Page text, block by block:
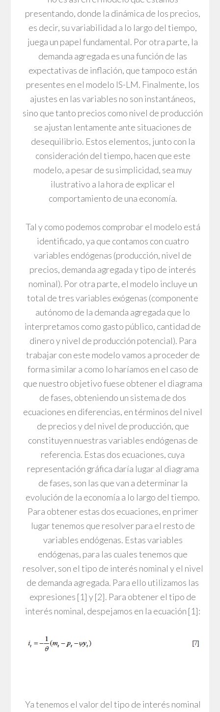
presentando, donde la dinámica de los precios,
es decir, su variabilidad a lo largo del tiempo,
juega un papel fundamental. Por otra parte, la
demanda agregada es una función de las
expectativas de inflación, que tampoco están
presentes en el modelo IS-LM. Finalmente, los
ajustes en las variables no son instantáneos,
sino que tanto precios como nivel de producción
se ajustan lentamente ante situaciones de
desequilibrio. Estos elementos, junto con la
consideración del tiempo, hacen que este
modelo, a pesar de su simplicidad, sea muy
ilustrativo a la hora de explicar el
comportamiento de una economía.
Tal y como podemos comprobar el modelo está
identificado, ya que contamos con cuatro
variables endógenas (producción, nivel de
precios, demanda agregada y tipo de interés
nominal). Por otra parte, el modelo incluye un
total de tres variables exógenas (componente
autónomo de la demanda agregada que lo
interpretamos como gasto público, cantidad de
dinero y nivel de producción potencial). Para
trabajar con este modelo vamos a proceder de
forma similar a como lo haríamos en el caso de
que nuestro objetivo fuese obtener el diagrama
de fases, obteniendo un sistema de dos
ecuaciones en diferencias, en términos del nivel
de precios y del nivel de producción, que
constituyen nuestras variables endógenas de
referencia. Estas dos ecuaciones, cuya
representación gráfica daría lugar al diagrama
de fases, son las que van a determinar la
evolución de la economía a lo largo del tiempo.
Para obtener estas dos ecuaciones, en primer
lugar tenemos que resolver para el resto de
variables endógenas. Estas variables
endógenas, para las cuales tenemos que
resolver, son el tipo de interés nominal y el nivel
de demanda agregada. Para ello utilizamos las
expresiones [1] y [2]. Para obtener el tipo de
interés nominal, despejamos en la ecuación [1]:
Ya tenemos el valor del tipo de interés nominal